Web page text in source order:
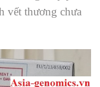
vết thương chưa